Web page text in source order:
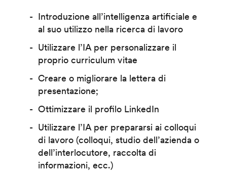
Introduzione all’intelligenza artificiale e
al suo utilizzo nella ricerca di lavoro
Utilizzare l’IA per personalizzare il
proprio curriculum vitae
Creare o migliorare la lettera di
presentazione;
Ottimizzare il profilo LinkedIn
Utilizzare l’IA per prepararsi ai colloqui
di lavoro (colloqui, studio dell’azienda o
dell’interlocutore, raccolta di
informazioni, ecc.)